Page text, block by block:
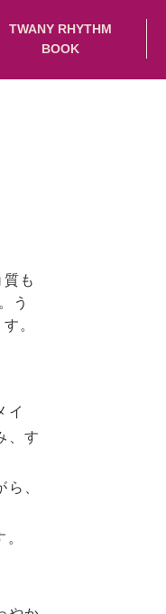
TWANY RHYTHM
BOOK
も
う
。
イ
、す
、